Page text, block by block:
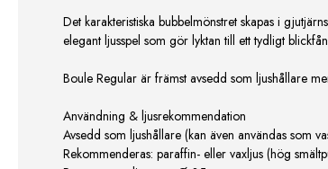
Det karakteristiska bubbelmönstret skapas i
elegant ljusspel som gör lyktan till ett tydligt
Boule Regular är främst avsedd som ljushållare
Användning & ljusrekommendation
Avsedd som ljushållare (kan även användas som
Rekommenderas: paraffin- eller vaxljus (hög